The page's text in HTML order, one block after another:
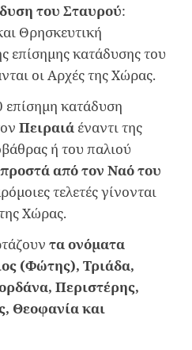
του Σταυρού:
Θρησκευτική
επίσημης κατάδυσης του
οι Αρχές της Χώρας.
επίσημη κατάδυση
Πειραιά έναντι της
ή του παλιού
από τον Ναό του
τελετές γίνονται
Χώρας.
τα ονόματα
(Φώτης), Τριάδα,
Περιστέρης,
Θεοφανία και